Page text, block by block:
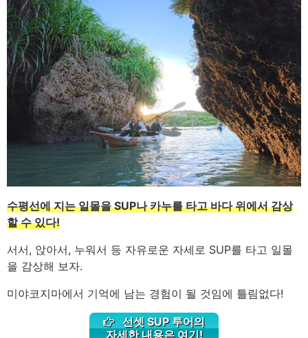
수평선에 지는 일몰을 SUP나 카누를 타고 바다 위에서 감상
할 수 있다!
서서, 앉아서, 누워서 등 자유로운 자세로 SUP를 타고 일몰
을 감상해 보자.
미야코지마에서 기억에 남는 경험이 될 것임에 틀림없다!
선셋 SUP 투어의
자세한 내용은 여기!